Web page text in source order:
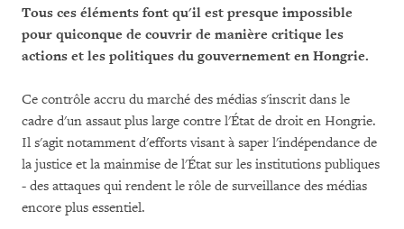
Tous ces éléments font qu'il est presque impossible
pour quiconque de couvrir de manière critique les
actions et les politiques du gouvernement en Hongrie.
Ce contrôle accru du marché des médias s'inscrit dans le
cadre d'un assaut plus large contre l'État de droit en Hongrie.
Il s'agit notamment d'efforts visant à saper l'indépendance de
la justice et la mainmise de l'État sur les institutions publiques
- des attaques qui rendent le rôle de surveillance des médias
encore plus essentiel.